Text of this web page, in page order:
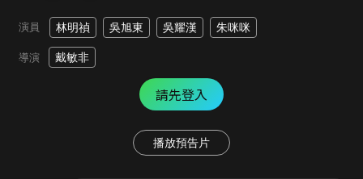
演員 林明禎 吳旭東 吳耀漢 朱咪咪
導演 戴敏非
請先登入
播放預告片